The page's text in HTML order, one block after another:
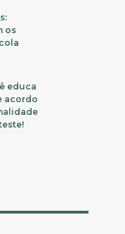
os
educa
acordo